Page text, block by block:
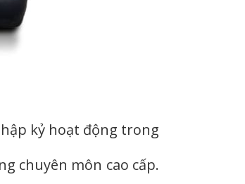
kỷ hoạt động trong
chuyên môn cao cấp.